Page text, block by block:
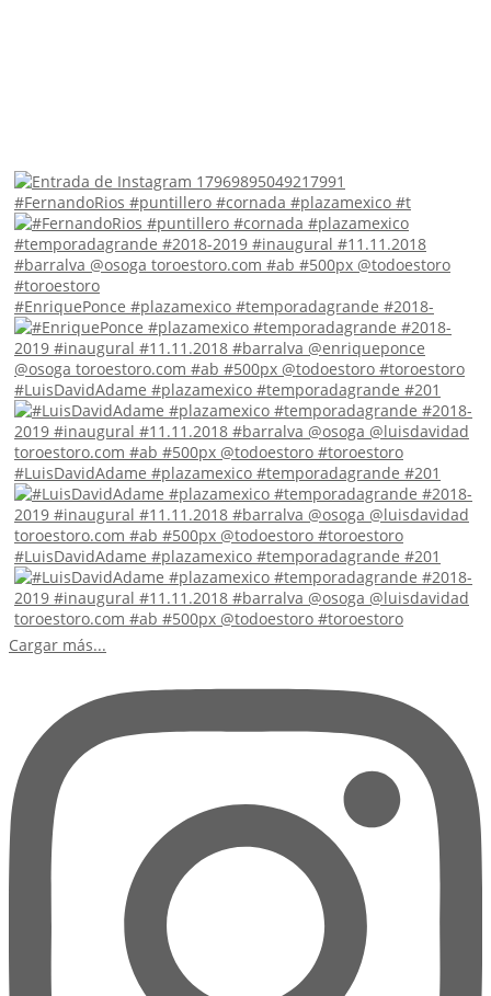
#FernandoRios #puntillero #cornada #plazamexico #t
#EnriquePonce #plazamexico #temporadagrande #2018-
#LuisDavidAdame #plazamexico #temporadagrande #201
#LuisDavidAdame #plazamexico #temporadagrande #201
#LuisDavidAdame #plazamexico #temporadagrande #201
Cargar más...